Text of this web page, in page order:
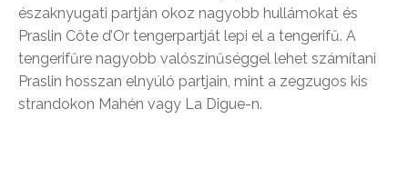
északnyugati partján okoz nagyobb hullámokat és
Praslin Côte d’Or tengerpartját lepi el a tengerifű. A
tengerifűre nagyobb valószínűséggel lehet számítani
Praslin hosszan elnyúló partjain, mint a zegzugos kis
strandokon Mahén vagy La Digue-n.